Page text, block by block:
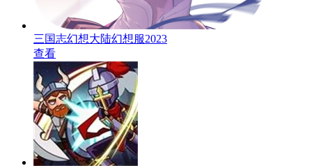
三国志幻想大陆幻想服2023
查看